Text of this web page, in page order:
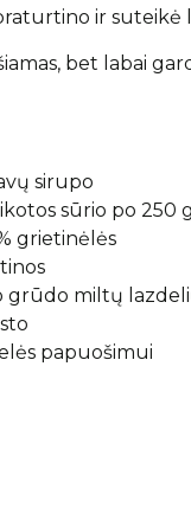
ir suteikė
bet labai
sirupo
sūrio po 250
grietinėlės
grūdo miltų
papuošimui